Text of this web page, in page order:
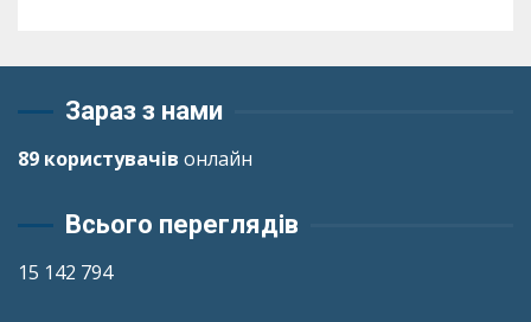
Зараз з нами
89 користувачів онлайн
Всього переглядів
15 142 794